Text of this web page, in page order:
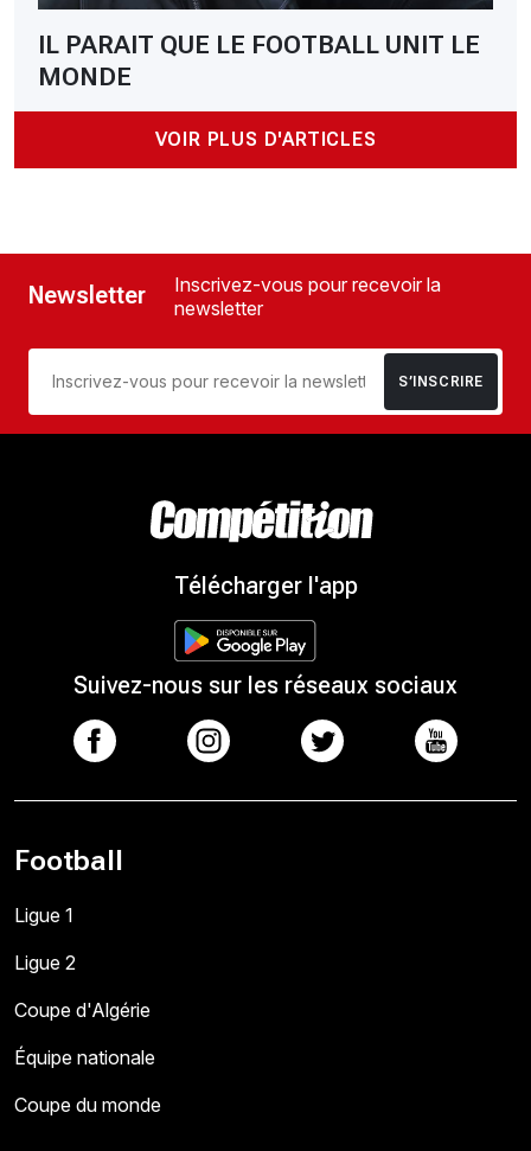
IL PARAIT QUE LE FOOTBALL UNIT LE
MONDE
VOIR PLUS D'ARTICLES
Newsletter
Inscrivez-vous pour recevoir la
newsletter
S’INSCRIRE
Télécharger l'app
Suivez-nous sur les réseaux sociaux
Football
Ligue 1
Ligue 2
Coupe d'Algérie
Équipe nationale
Coupe du monde